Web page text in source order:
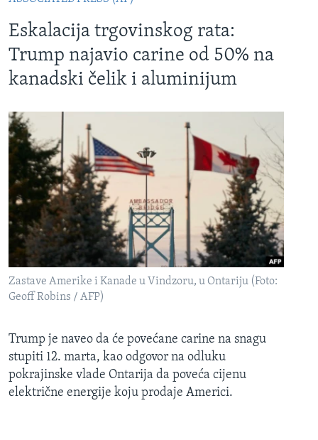
Eskalacija trgovinskog rata:
Trump najavio carine od 50% na
kanadski čelik i aluminijum
Zastave Amerike i Kanade u Vindzoru, u Ontariju (Foto:
Geoff Robins / AFP)
Trump je naveo da će povećane carine na snagu
stupiti 12. marta, kao odgovor na odluku
pokrajinske vlade Ontarija da poveća cijenu
električne energije koju prodaje Americi.